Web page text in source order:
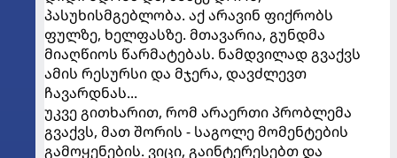
პასუხისმგებლობა. აქ არავინ ფიქრობს
ფულზე, ხელფასზე. მთავარია, გუნდმა
მიაღწიოს წარმატებას. ნამდვილად გვაქვს
ამის რესურსი და მჯერა, დავძლევთ
ჩავარდნას...
უკვე გითხარით, რომ არაერთი პრობლემა
გვაქვს, მათ შორის - საგოლე მომენტების
გამოყენების. ვიცი, გაინტერესებთ და